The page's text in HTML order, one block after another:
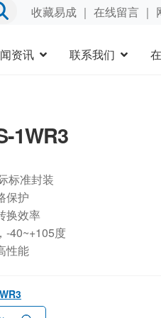
收藏易成｜ 在线留言｜
资讯 联系我们
1WR3
标准封装
保护
换效率
-40~+105度
性能